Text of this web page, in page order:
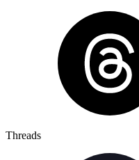
Threads